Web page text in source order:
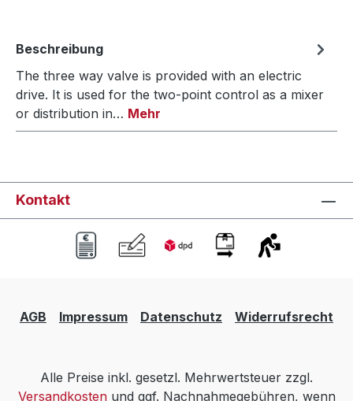
Beschreibung
The three way valve is provided with an electric
drive. It is used for the two-point control as a mixer
or distribution in… Mehr
Kontakt
AGB Impressum Datenschutz Widerrufsrecht
Alle Preise inkl. gesetzl. Mehrwertsteuer zzgl.
Versandkostenund ggf. Nachnahmegebühren, wenn